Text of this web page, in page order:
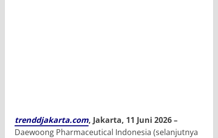
trenddjakarta.com, Jakarta, 11 Juni 2026 –
Daewoong Pharmaceutical Indonesia (selanjutnya